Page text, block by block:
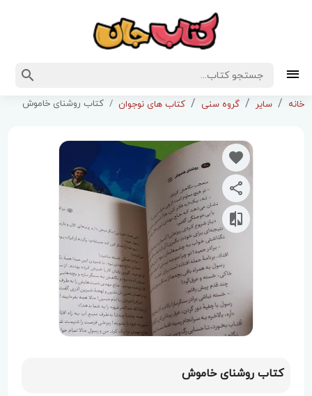
خانه سایر گروه سنی کتاب های نوجوان کتاب روشنای خاموش
کتاب روشنای خاموش